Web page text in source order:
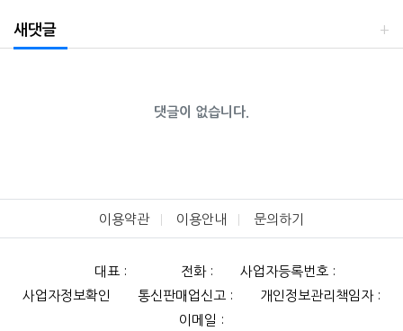
새댓글
댓글이 없습니다.
이용약관 이용안내 문의하기
대표 : 전화 :
사업자등록번호 :
사업자정보확인
통신판매업신고 :
개인정보관리책임자 :
이메일 :